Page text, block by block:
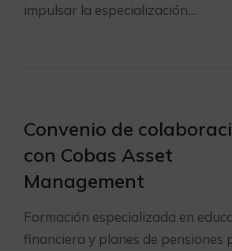
impulsar la especialización…
Convenio de
con Cobas Asset
Management
Formación especializada en
financiera y planes de pensiones